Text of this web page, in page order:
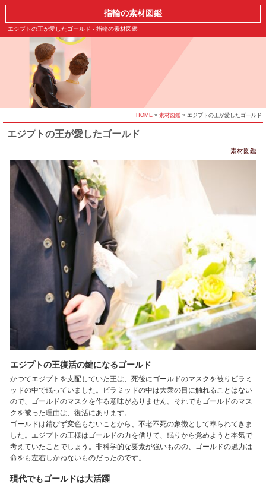
指輪の素材図鑑
エジプトの王が愛したゴールド - 指輪の素材図鑑
HOME » 素材図鑑 » エジプトの王が愛したゴールド
エジプトの王が愛したゴールド
素材図鑑
エジプトの王復活の鍵になるゴールド
かつてエジプトを支配していた王は、死後にゴールドのマスクを被りピラミ
ッドの中で眠っていました。ピラミッドの中は大衆の目に触れることはない
ので、ゴールドのマスクを作る意味がありません。それでもゴールドのマス
クを被った理由は、復活にあります。
ゴールドは錆びず変色もないことから、不老不死の象徴として奉られてきま
した。エジプトの王様はゴールドの力を借りて、眠りから覚めようと本気で
考えていたことでしょう。非科学的な要素が強いものの、ゴールドの魅力は
命をも左右しかねないものだったのです。
現代でもゴールドは大活躍